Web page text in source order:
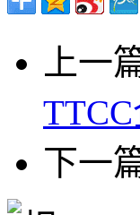
上一
下一